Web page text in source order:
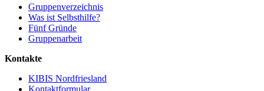
Gruppenverzeichnis
Was ist Selbsthilfe?
Fünf Gründe
Gruppenarbeit
Kontakte
KIBIS Nordfriesland
Kontaktformular